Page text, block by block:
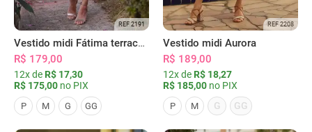
REF 2191
Vestido midi Fátima terracota
R$ 179,00
12x de R$ 17,30
R$ 175,00 no PIX
P M G GG
REF 2208
Vestido midi Aurora
R$ 189,00
12x de R$ 18,27
R$ 185,00 no PIX
P M G GG